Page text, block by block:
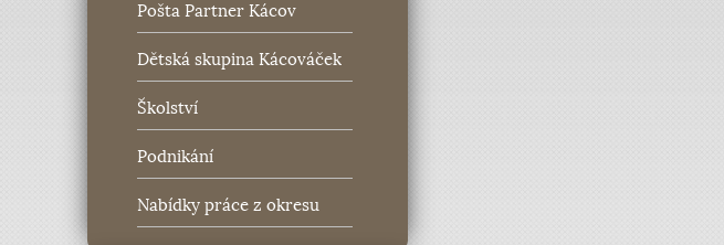
Pošta Partner Kácov
Dětská skupina Kácováček
Školství
Podnikání
Nabídky práce z okresu